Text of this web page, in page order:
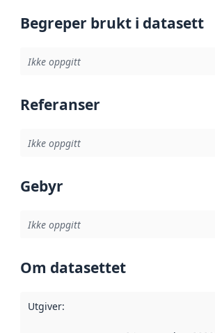
Begreper brukt i datasett
Ikke oppgitt
Referanser
Ikke oppgitt
Gebyr
Ikke oppgitt
Om datasettet
Utgiver: